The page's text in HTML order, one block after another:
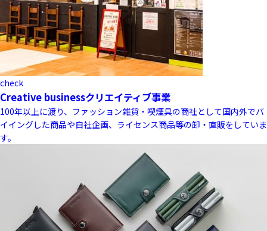
check
Creative businessクリエイティブ事業
100年以上に渡り、ファッション雑貨・喫煙具の商社として国内外でバ
イイングした商品や自社企画、ライセンス商品等の卸・直販をしていま
す。